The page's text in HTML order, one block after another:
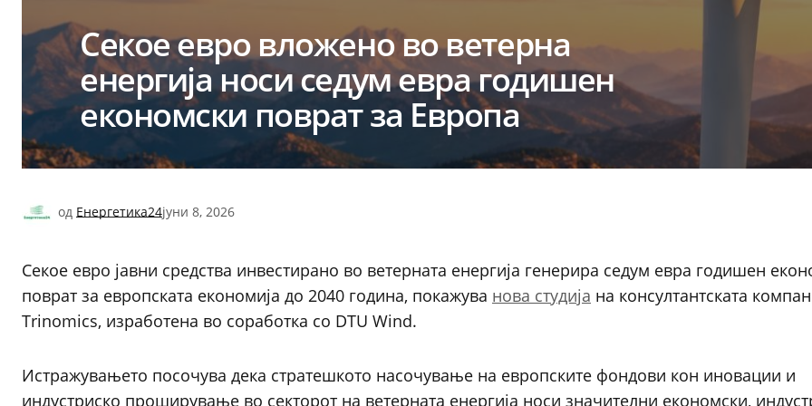
Секое евро вложено во ветерна
енергија носи седум евра годишен
економски поврат за Европа
од Енергетика24јуни 8, 2026
Секое евро јавни средства инвестирано во ветерната енергија генерира седум евра годишен
поврат за европската економија до 2040 година, покажува нова студија на консултантската
Trinomics, изработена во соработка со DTU Wind.
Истражувањето посочува дека стратешкото насочување на европските фондови кон иновации и
индустриско проширување во секторот на ветерната енергија носи значителни економски,